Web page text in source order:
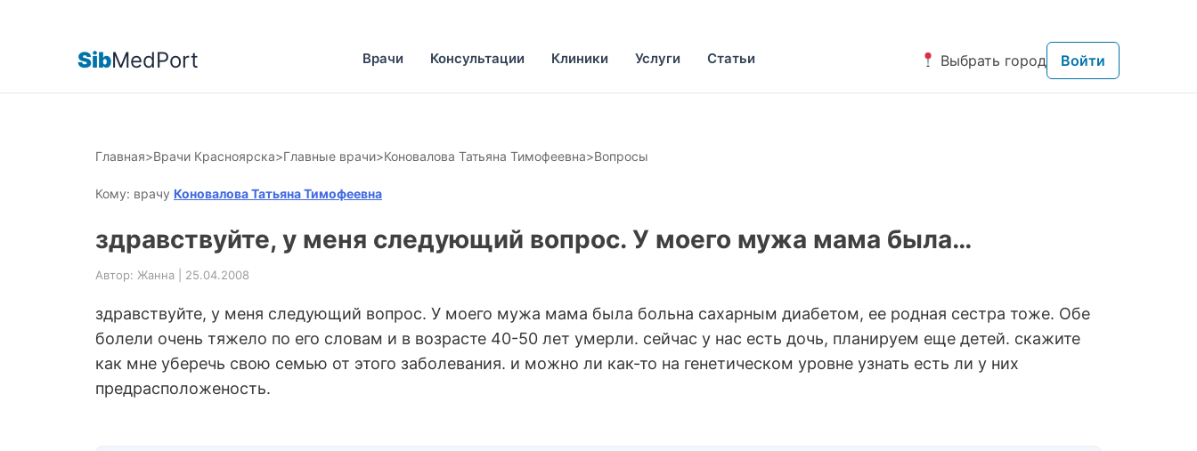
SibMedPort Врачи Консультации Клиники Услуги Статьи Выбрать город Войти
Главная>Врачи Красноярска>Главные врачи>Коновалова Татьяна Тимофеевна>Вопросы
Кому: врачу Коновалова Татьяна Тимофеевна
здравствуйте, у меня следующий вопрос. У моего мужа мама была…
Автор: Жанна | 25.04.2008
здравствуйте, у меня следующий вопрос. У моего мужа мама была больна сахарным диабетом, ее родная сестра тоже. Обе
болели очень тяжело по его словам и в возрасте 40-50 лет умерли. сейчас у нас есть дочь, планируем еще детей. скажите
как мне уберечь свою семью от этого заболевания. и можно ли как-то на генетическом уровне узнать есть ли у них
предрасположеность.